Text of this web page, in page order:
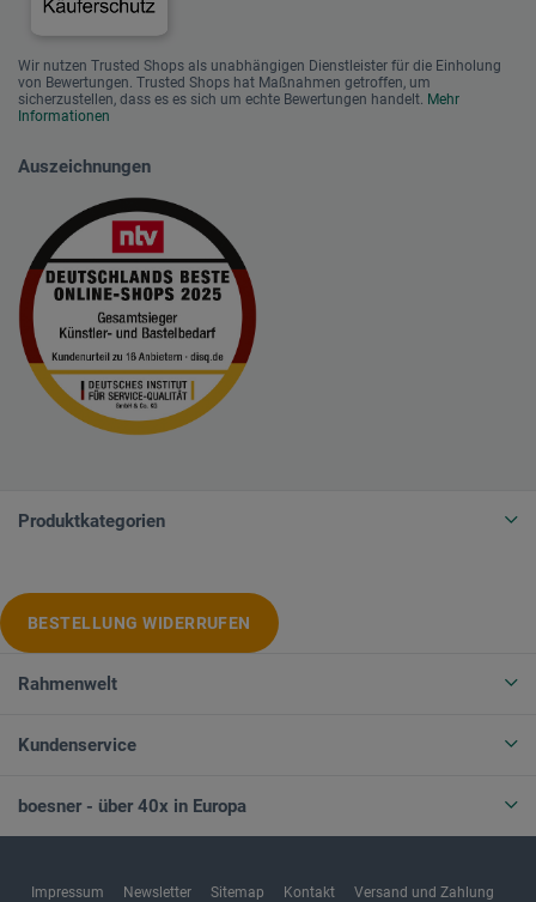
Wir nutzen Trusted Shops als unabhängigen Dienstleister für die Einholung
von Bewertungen. Trusted Shops hat Maßnahmen getroffen, um
sicherzustellen, dass es es sich um echte Bewertungen handelt. Mehr
Informationen
Auszeichnungen
Produktkategorien
BESTELLUNG WIDERRUFEN
Rahmenwelt
Kundenservice
boesner - über 40x in Europa
Impressum Newsletter Sitemap Kontakt Versand und Zahlung